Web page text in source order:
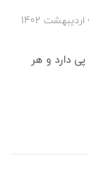
دارد و هر